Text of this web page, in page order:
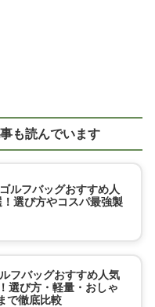
も読んでいます
ルフバッグおすすめ人
選び方やコスパ最強製
フバッグおすすめ人気
選び方・軽量・おしゃ
で徹底比較